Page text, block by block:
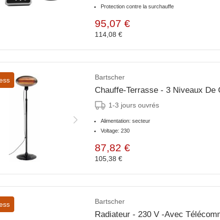
Protection contre la surchauffe
95,07 €
114,08 €
Bartscher
Chauffe-Terrasse - 3 Niveaux
1-3 jours ouvrés
Alimentation: secteur
Voltage: 230
87,82 €
105,38 €
Bartscher
Radiateur - 230 V -Avec